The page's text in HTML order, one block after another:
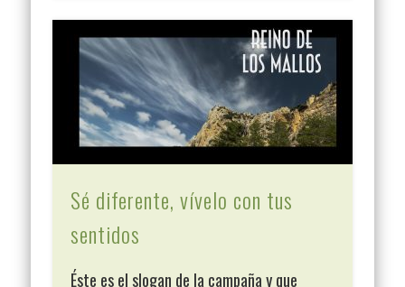
Sé diferente, vívelo con tus
sentidos
Éste es el slogan de la campaña y que